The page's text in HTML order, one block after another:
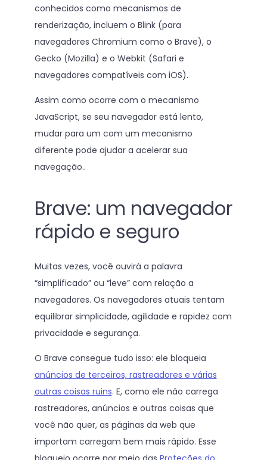
conhecidos como mecanismos de
renderização, incluem o Blink (para
navegadores Chromium como o Brave), o
Gecko (Mozilla) e o Webkit (Safari e
navegadores compatíveis com iOS).
Assim como ocorre com o mecanismo
JavaScript, se seu navegador está lento,
mudar para um com um mecanismo
diferente pode ajudar a acelerar sua
navegação..
Brave: um navegador
rápido e seguro
Muitas vezes, você ouvirá a palavra
“simplificado” ou “leve” com relação a
navegadores. Os navegadores atuais tentam
equilibrar simplicidade, agilidade e rapidez com
privacidade e segurança.
O Brave consegue tudo isso: ele bloqueia
anúncios de terceiros, rastreadores e várias
outras coisas ruins. E, como ele não carrega
rastreadores, anúncios e outras coisas que
você não quer, as páginas da web que
importam carregam bem mais rápido. Esse